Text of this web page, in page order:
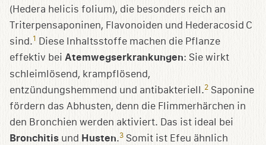
(Hedera helicis folium), die besonders reich an
Triterpensaponinen, Flavonoiden und Hederacosid C
sind.1 Diese Inhaltsstoffe machen die Pflanze
effektiv bei Atemwegserkrankungen: Sie wirkt
schleimlösend, krampflösend,
entzündungshemmend und antibakteriell.2 Saponine
fördern das Abhusten, denn die Flimmerhärchen in
den Bronchien werden aktiviert. Das ist ideal bei
Bronchitis und Husten.3 Somit ist Efeu ähnlich